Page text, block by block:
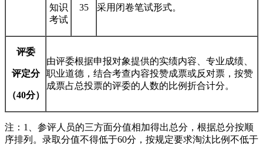
知识
考试
35 采用闭卷笔试形式。
评委
评定分
（40分）
由评委根据申报对象提供的实绩内容、专业成绩、
职业道德，结合考查内容投赞成票或反对票，按赞
成票占总投票的评委的人数的比例折合计分。
注：1、参评人员的三方面分值相加得出总分，根据总分按顺
序排列。录取分值不得低于60分，按规定要求淘汰比例不低于